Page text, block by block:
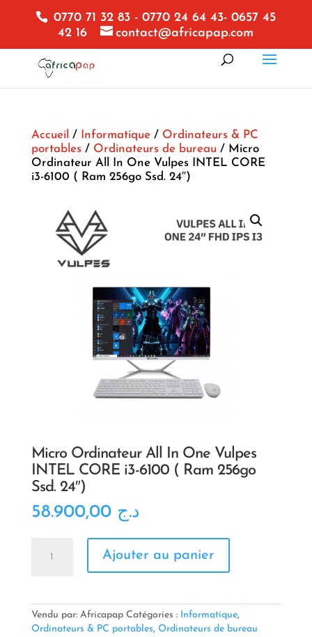
0770 71 32 83 - 0770 24 64 43- 0657 45
42 16
contact@africapap.com
Accueil / Informatique/ Ordinateurs & PC
portables/ Ordinateurs de bureau / Micro
Ordinateur All In One Vulpes INTEL CORE
i3-6100 ( Ram 256go Ssd. 24″)
Micro Ordinateur All In One Vulpes
INTEL CORE i3-6100 ( Ram 256go
Ssd. 24″)
د.ج 58.900,00
In
One
Ajouter au panier
Vendu par: Africapap Catégories : Informatique,
Ordinateurs & PC portables, Ordinateurs de bureau